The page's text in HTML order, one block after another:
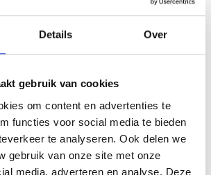
Details Over
gebruik van cookies
om content en advertenties te
functies voor social media te bieden
te analyseren. Ook delen we
gebruik van onze site met onze
media, adverteren en analyse. Deze
Poorter en zijn college
over wat vrijheid voor hen
er volop vertier. De nostalgische
van Klaas Braak staat weer
een vertrouwd gezicht op
Daarnaast kunnen kinderen
zetten en zich laten
de enthousiaste grime-dames.